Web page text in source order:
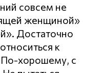
совсем не
женщиной»
Достаточно
к
По-хорошему, с